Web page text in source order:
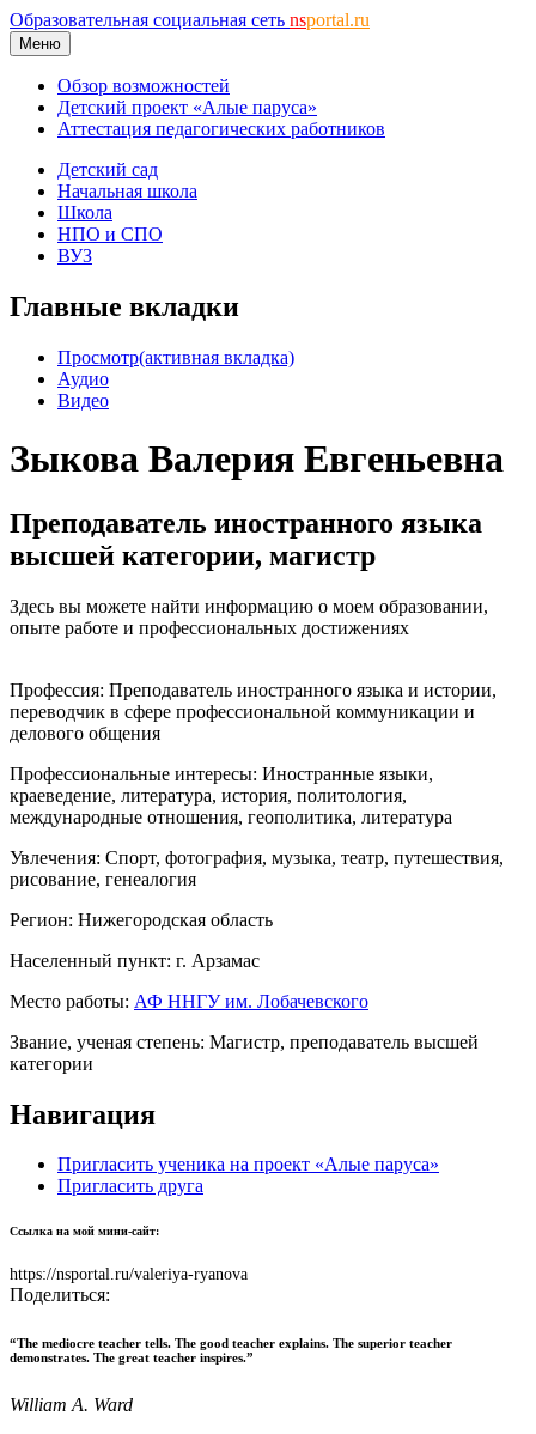
Образовательная социальная сеть nsportal.ru
Меню
Обзор возможностей
Детский проект «Алые паруса»
Аттестация педагогических работников
Детский сад
Начальная школа
Школа
НПО и СПО
ВУЗ
Главные вкладки
Просмотр(активная вкладка)
Аудио
Видео
Зыкова Валерия Евгеньевна
Преподаватель иностранного языка
высшей категории, магистр
Здесь вы можете найти информацию о моем образовании,
опыте работе и профессиональных достижениях
Профессия: Преподаватель иностранного языка и истории,
переводчик в сфере профессиональной коммуникации и
делового общения
Профессиональные интересы: Иностранные языки,
краеведение, литература, история, политология,
международные отношения, геополитика, литература
Увлечения: Спорт, фотография, музыка, театр, путешествия,
рисование, генеалогия
Регион: Нижегородская область
Населенный пункт: г. Арзамас
Место работы: АФ ННГУ им. Лобачевского
Звание, ученая степень: Магистр, преподаватель высшей
категории
Навигация
Пригласить ученика на проект «Алые паруса»
Пригласить друга
Ссылка на мой мини-сайт:
https://nsportal.ru/valeriya-ryanova
Поделиться:
“The mediocre teacher tells. The good teacher explains. The superior teacher
demonstrates. The great teacher inspires.”
William A. Ward